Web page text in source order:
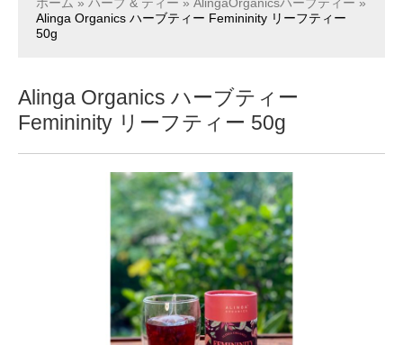
Alinga Organics ハーブティー Femininity リーフティー
50g
Alinga Organics ハーブティー
Femininity リーフティー 50g